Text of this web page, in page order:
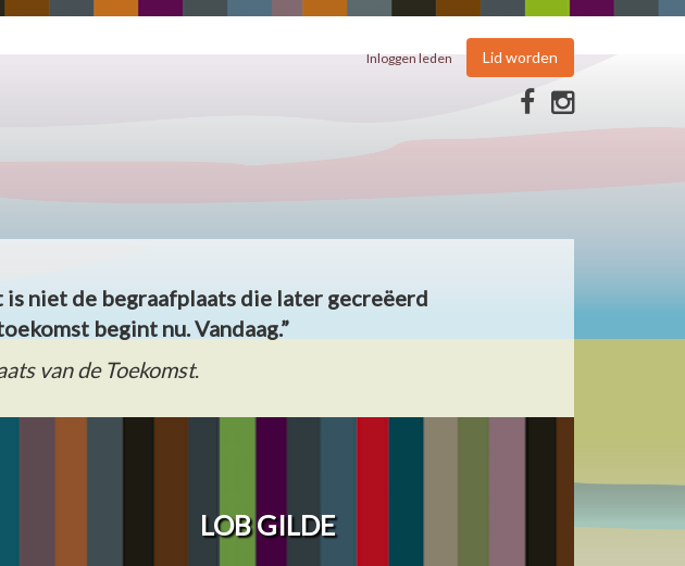
Inloggen leden Lid worden
niet de begraafplaats die later gecreëerd
begint nu. Vandaag.”
van de Toekomst.
LOB GILDE